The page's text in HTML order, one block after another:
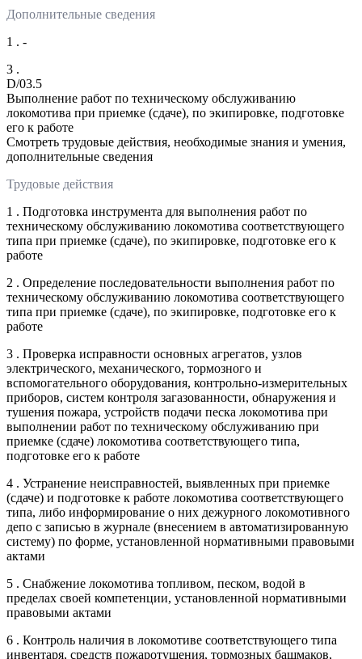
Дополнительные сведения
1 . -
3 .
D/03.5
Выполнение работ по техническому обслуживанию
локомотива при приемке (сдаче), по экипировке, подготовке
его к работе
Смотреть трудовые действия, необходимые знания и умения,
дополнительные сведения
Трудовые действия
1 . Подготовка инструмента для выполнения работ по
техническому обслуживанию локомотива соответствующего
типа при приемке (сдаче), по экипировке, подготовке его к
работе
2 . Определение последовательности выполнения работ по
техническому обслуживанию локомотива соответствующего
типа при приемке (сдаче), по экипировке, подготовке его к
работе
3 . Проверка исправности основных агрегатов, узлов
электрического, механического, тормозного и
вспомогательного оборудования, контрольно-измерительных
приборов, систем контроля загазованности, обнаружения и
тушения пожара, устройств подачи песка локомотива при
выполнении работ по техническому обслуживанию при
приемке (сдаче) локомотива соответствующего типа,
подготовке его к работе
4 . Устранение неисправностей, выявленных при приемке
(сдаче) и подготовке к работе локомотива соответствующего
типа, либо информирование о них дежурного локомотивного
депо с записью в журнале (внесением в автоматизированную
систему) по форме, установленной нормативными правовыми
актами
5 . Снабжение локомотива топливом, песком, водой в
пределах своей компетенции, установленной нормативными
правовыми актами
6 . Контроль наличия в локомотиве соответствующего типа
инвентаря, средств пожаротушения, тормозных башмаков,